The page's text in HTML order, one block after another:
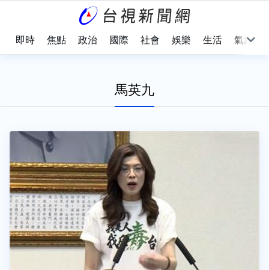
即時 焦點 政治 國際 社會 娛樂 生活 氣象
馬英九